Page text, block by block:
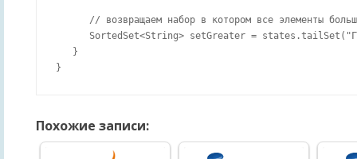
// возвращаем набор в котором все элементы
SortedSet<String> setGreater =
   }
Похожие записи: